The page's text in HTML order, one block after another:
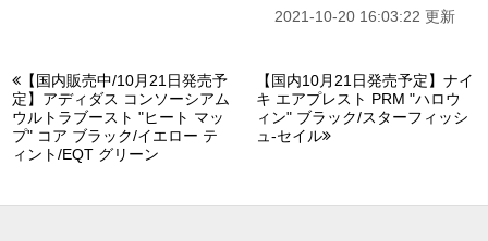
2021-10-20 16:03:22 更新
【国内販売中/10月21日発売予
定】アディダス コンソーシアム
ウルトラブースト "ヒート マッ
プ" コア ブラック/イエロー テ
ィント/EQT グリーン
【国内10月21日発売予定】ナイ
キ エアプレスト PRM "ハロウ
ィン" ブラック/スターフィッシ
ュ-セイル